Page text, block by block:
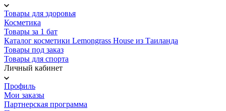
Товары для здоровья
Косметика
Товары за 1 бат
Каталог косметики Lemongrass House из Таиланда
Товары под заказ
Товары для спорта
Личный кабинет
Профиль
Мои заказы
Партнерская программа